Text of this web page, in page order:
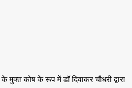
के मुक्त कोष के रूप में डॉ दिवाकर चौधरी द्वारा